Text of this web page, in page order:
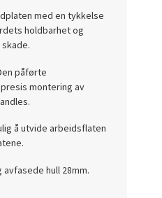
med en tykkelse
holdbarhet og
påførte
montering av
å utvide arbeidsflaten
avfasede hull 28mm.